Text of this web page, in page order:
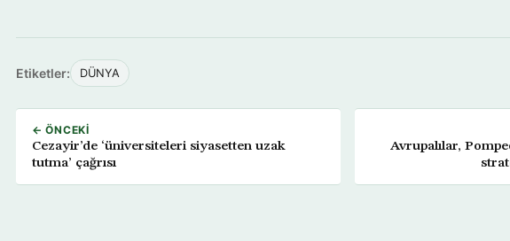
Etiketler: DÜNYA
← ÖNCEKI
Cezayir’de ‘üniversiteleri siyasetten uzak
tutma’ çağrısı
Avrupalılar,